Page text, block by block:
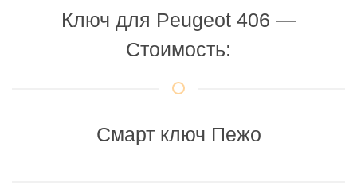
Ключ для Peugeot 406 —
Стоимость:
Смарт ключ Пежо